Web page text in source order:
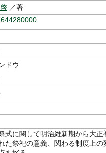
／著
ドウ
式に関して明治維新期から大
た祭祀の意義、関わる制度上